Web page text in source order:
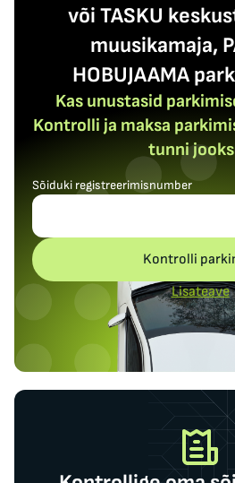
või TASKU
muusikamaja,
HOBUJAAMA
Kas unustasid
Kontrolli ja maksa
tunni
Sõiduki registreerimisnumber
Kontrolli
Lisateave